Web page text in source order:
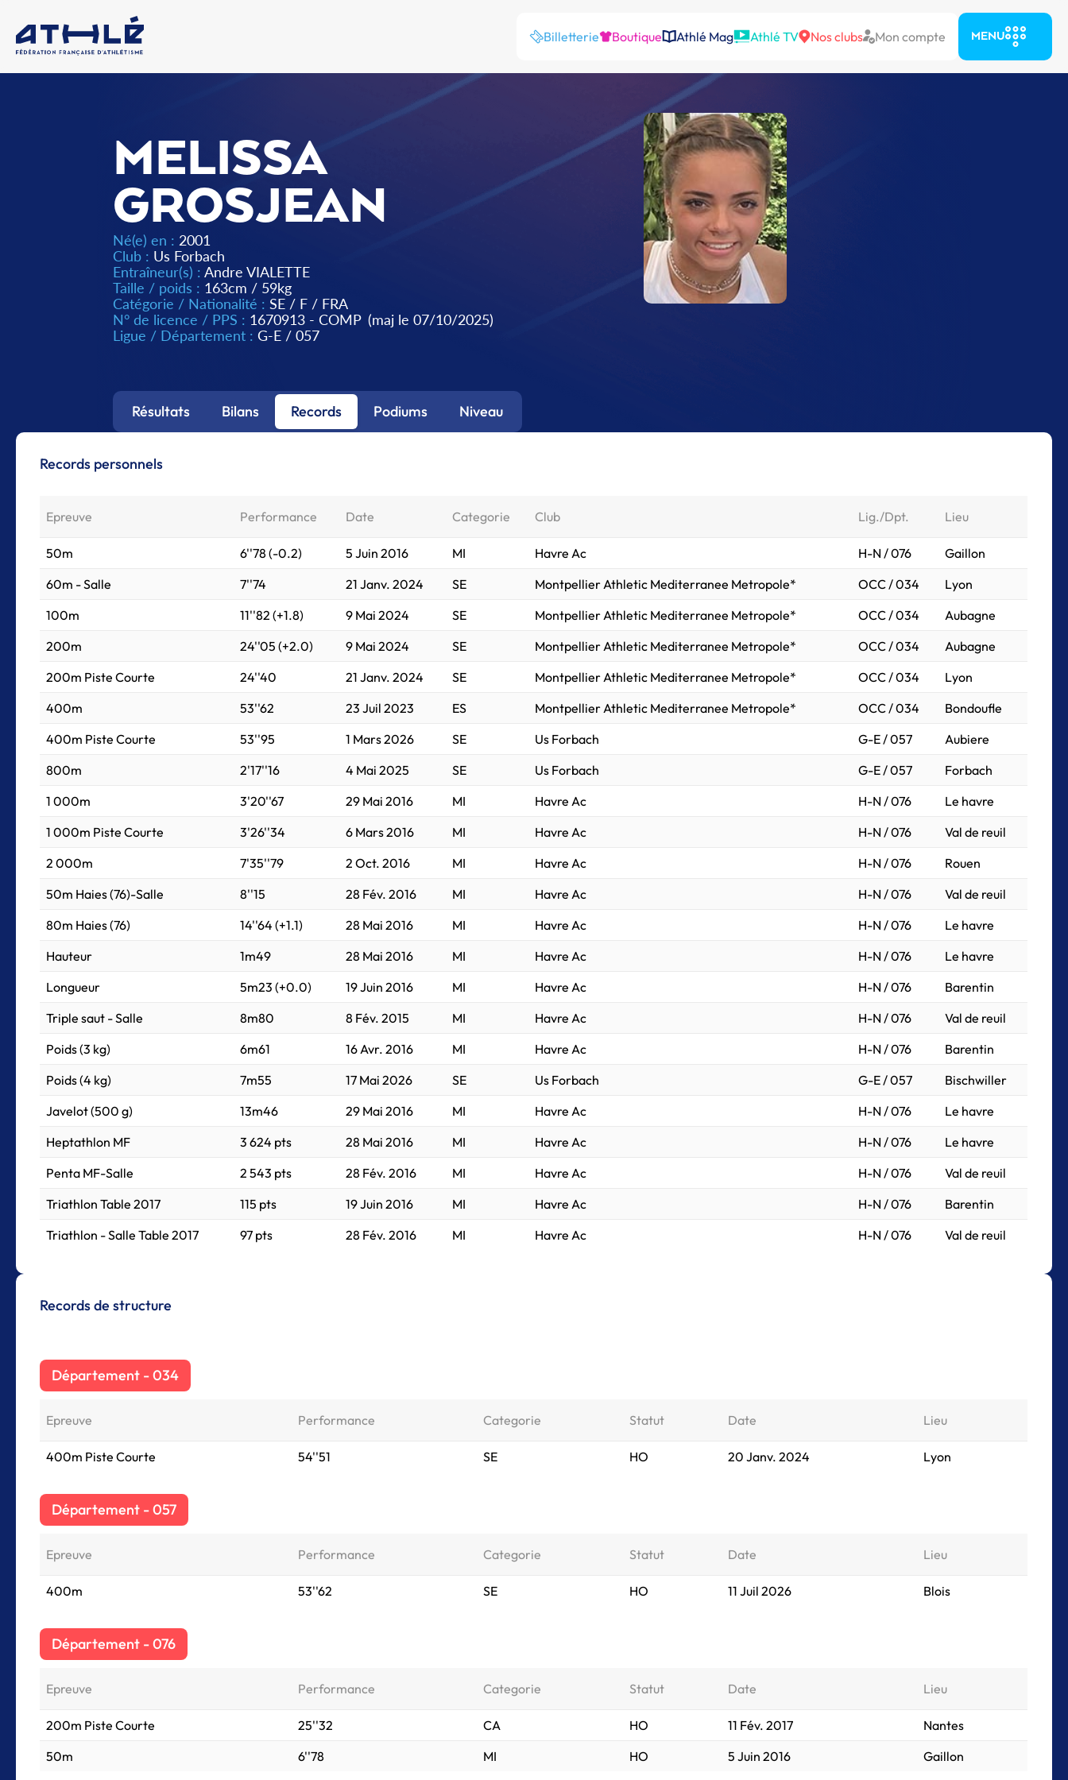
Billetterie Boutique Athlé Mag Athlé TV Nos clubs Mon compte MENU
MELISSA
GROSJEAN
Né(e) en : 2001
Club : Us Forbach
Entraîneur(s) :Andre VIALETTE
Taille / poids : 163cm / 59kg
Catégorie / Nationalité :SE / F / FRA
N° de licence / PPS : 1670913 - COMP (maj le 07/10/2025)
Ligue / Département :G-E / 057
Résultats Bilans Records Podiums Niveau
Records personnels
Epreuve Performance Date Categorie Club Lig./Dpt. Lieu
50m 6''78 (-0.2) 5 Juin 2016 MI Havre Ac H-N / 076
Gaillon
60m - Salle
7''74 21 Janv. 2024 SE Montpellier Athletic Mediterranee Metropole* OCC / 034
Lyon
100m
11''82 (+1.8) 9 Mai 2024 SE Montpellier Athletic Mediterranee Metropole* OCC / 034
Aubagne
200m
24''05 (+2.0) 9 Mai 2024 SE Montpellier Athletic Mediterranee Metropole* OCC / 034
Aubagne
200m Piste Courte
24''40 21 Janv. 2024 SE Montpellier Athletic Mediterranee Metropole* OCC / 034
Lyon
400m
53''62 23 Juil 2023 ES Montpellier Athletic Mediterranee Metropole* OCC / 034
Bondoufle
400m Piste Courte
53''95 1 Mars 2026 SE Us Forbach G-E / 057
Aubiere
800m
2'17''16 4 Mai 2025 SE Us Forbach G-E / 057
Forbach
1 000m
3'20''67 29 Mai 2016 MI Havre Ac H-N / 076
Le havre
1 000m Piste Courte
3'26''34 6 Mars 2016 MI Havre Ac H-N / 076
Val de reuil
2 000m
7'35''79 2 Oct. 2016 MI Havre Ac H-N / 076
Rouen
50m Haies (76)-Salle
8''15 28 Fév. 2016 MI Havre Ac H-N / 076
Val de reuil
80m Haies (76)
14''64 (+1.1) 28 Mai 2016 MI Havre Ac H-N / 076
Le havre
Hauteur
1m49 28 Mai 2016 MI Havre Ac H-N / 076
Le havre
Longueur
5m23 (+0.0) 19 Juin 2016 MI Havre Ac H-N / 076
Barentin
Triple saut - Salle
8m80 8 Fév. 2015 MI Havre Ac H-N / 076
Val de reuil
Poids (3 kg)
6m61 16 Avr. 2016 MI Havre Ac H-N / 076
Barentin
Poids (4 kg)
7m55 17 Mai 2026 SE Us Forbach G-E / 057
Bischwiller
Javelot (500 g)
13m46 29 Mai 2016 MI Havre Ac H-N / 076
Le havre
Heptathlon MF
3 624 pts 28 Mai 2016 MI Havre Ac H-N / 076
Le havre
Penta MF-Salle
2 543 pts 28 Fév. 2016 MI Havre Ac H-N / 076
Val de reuil
Triathlon Table 2017
115 pts 19 Juin 2016 MI Havre Ac H-N / 076
Barentin
Triathlon - Salle Table 2017
97 pts 28 Fév. 2016 MI Havre Ac H-N / 076 Val de reuil
Records de structure
Département - 034
Epreuve Performance Categorie Statut Date Lieu
400m Piste Courte 54''51 SE HO 20 Janv. 2024 Lyon
Département - 057
Epreuve Performance Categorie Statut Date Lieu
400m 53''62 SE HO 11 Juil 2026 Blois
Département - 076
Epreuve Performance Categorie Statut Date Lieu
200m Piste Courte 25''32 CA HO 11 Fév. 2017
Nantes
50m
6''78 MI HO 5 Juin 2016 Gaillon